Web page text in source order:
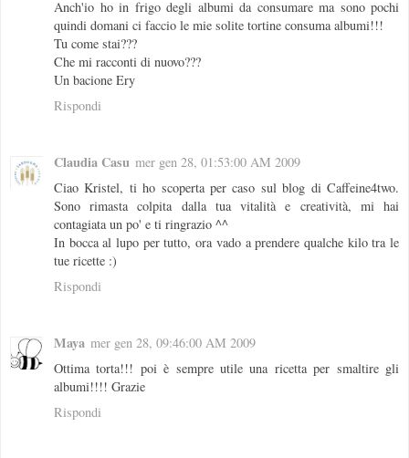
Anch'io ho in frigo degli albumi da consumare ma sono pochi
quindi domani ci faccio le mie solite tortine consuma albumi!!!
Tu come stai???
Che mi racconti di nuovo???
Un bacione Ery
Rispondi
Claudia Casu mer gen 28, 01:53:00 AM 2009
Ciao Kristel, ti ho scoperta per caso sul blog di Caffeine4two.
Sono rimasta colpita dalla tua vitalità e creatività, mi hai
contagiata un po' e ti ringrazio ^^
In bocca al lupo per tutto, ora vado a prendere qualche kilo tra le
tue ricette :)
Rispondi
Maya mer gen 28, 09:46:00 AM 2009
Ottima torta!!! poi è sempre utile una ricetta per smaltire gli
albumi!!!! Grazie
Rispondi